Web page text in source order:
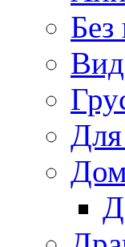
Без